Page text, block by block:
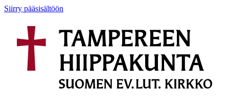
Siirry pääsisältöön